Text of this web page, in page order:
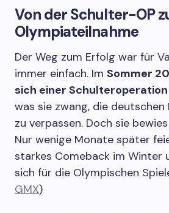
Von der Schulter-OP
Olympiateilnahme
Der Weg zum Erfolg war für
immer einfach. Im Sommer
sich einer
was sie zwang, die
zu verpassen. Doch sie
Nur wenige Monate später
starkes Comeback im Winter
sich für die Olympischen
GMX)